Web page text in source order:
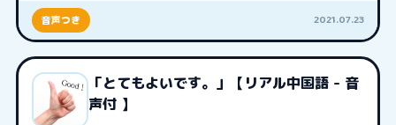
音声つき 2021.07.23
「とてもよいです。」【リアル中国語 - 音
声付 】